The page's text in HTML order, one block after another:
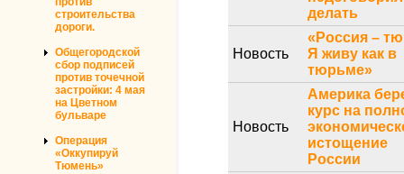
строительства
дороги.
Общегородской
сбор подписей
против точечной
застройки: 4 мая
на Цветном
бульваре
Операция
«Оккупируй
Тюмень»
делать
Новость
«Россия –
Я живу как в
тюрьме»
Новость
Америка
курс на
истощение
России